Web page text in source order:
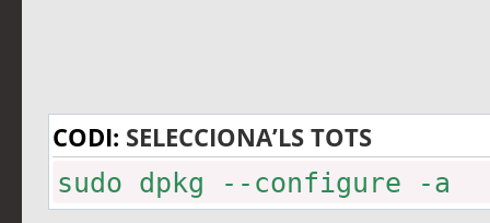
CODI: SELECCIONA’LS TOTS
sudo dpkg --configure -a